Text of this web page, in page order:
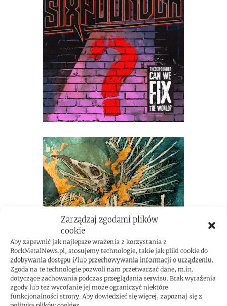
Zarządzaj zgodami plików
cookie
Aby zapewnić jak najlepsze wrażenia z korzystania z
RockMetalNews.pl, stosujemy technologie, takie jak pliki cookie do
zdobywania dostępu i/lub przechowywania informacji o urządzeniu.
Zgoda na te technologie pozwoli nam przetwarzać dane, m.in.
dotyczące zachowania podczas przeglądania serwisu. Brak wyrażenia
zgody lub też wycofanie jej może ograniczyć niektóre
funkcjonalności strony. Aby dowiedzieć się więcej, zapoznaj się z